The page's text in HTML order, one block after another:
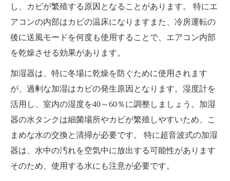
し、カビが繁殖する原因となることがあります。 特にエ
アコンの内部はカビの温床になりますまた、冷房運転の
後に送風モードを何度も使用することで、エアコン内部
を乾燥させる効果があります。
加湿器は、特に冬場に乾燥を防ぐために使用されます
が、過剰な加湿はカビの発生原因となります。湿度計を
活用し、室内の湿度を40～60％に調整しましょう。加湿
器の水タンクは細菌場所やカビが繁殖しやすいため、こ
まめな水の交換と清掃が必要です。 特に超音波式の加湿
器は、水中の汚れを空気中に放出する可能性があります
そのため、使用する水にも注意が必要です。